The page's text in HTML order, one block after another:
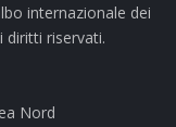
internazionale dei
diritti riservati.
Nord